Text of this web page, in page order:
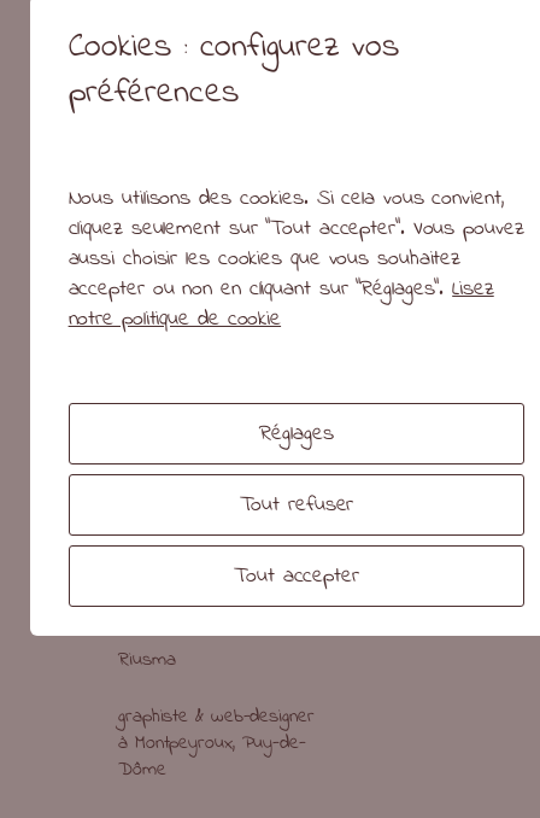
photo par Pierre-Alain Heydel
Riusma
graphiste & web-designer
à Montpeyroux, Puy-de-
Dôme
bafouilles
Logithèque
Cookies : configurez vos
préférences
Nous utilisons des cookies. Si cela vous convient,
cliquez seulement sur "Tout accepter". Vous pouvez
aussi choisir les cookies que vous souhaitez
accepter ou non en cliquant sur "Réglages".Lisez
notre politique de cookie
Réglages
Tout refuser
Tout accepter